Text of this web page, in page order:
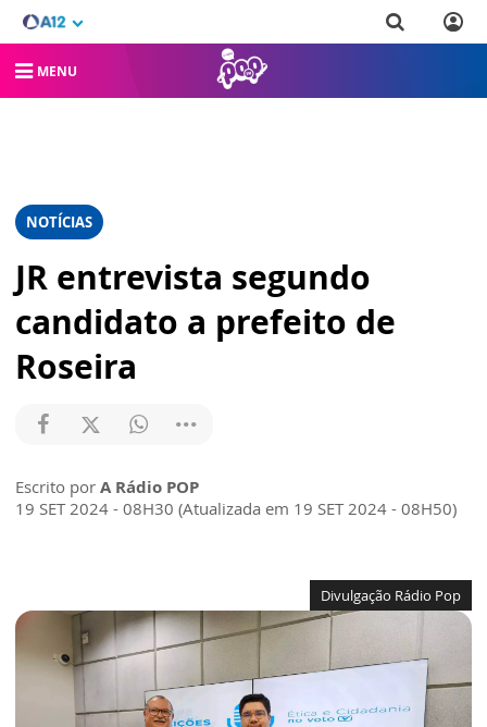
MENU
NOTÍCIAS
JR entrevista segundo
candidato a prefeito de
Roseira
Escrito por A Rádio POP
19 SET 2024 - 08H30 (Atualizada em 19 SET 2024 - 08H50)
Divulgação Rádio Pop